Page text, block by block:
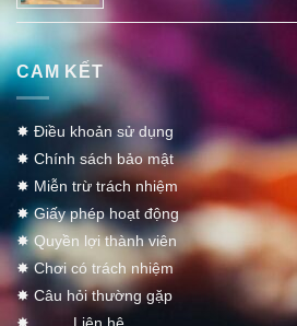
CAM KẾT
✸ Điều khoản sử dụng
✸ Chính sách bảo mật
✸ Miễn trừ trách nhiệm
✸Giấy phép hoạt động
✸ Quyền lợi thành viên
✸Chơi có trách nhiệm
✸ Câu hỏi thường gặp